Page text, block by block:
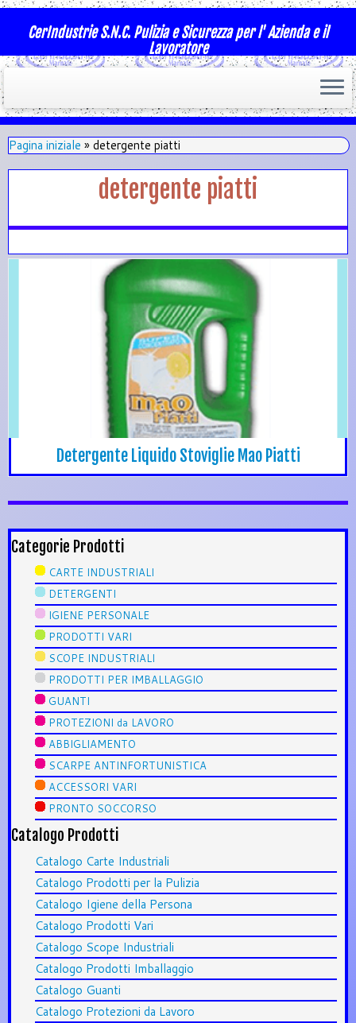
CerIndustrie S.N.C. Pulizia e Sicurezza per l' Azienda e il
Lavoratore
Pagina iniziale » detergente piatti
detergente piatti
Detergente Liquido Stoviglie Mao Piatti
Categorie Prodotti
CARTE INDUSTRIALI
DETERGENTI
IGIENE PERSONALE
PRODOTTI VARI
SCOPE INDUSTRIALI
PRODOTTI PER IMBALLAGGIO
GUANTI
PROTEZIONI da LAVORO
ABBIGLIAMENTO
SCARPE ANTINFORTUNISTICA
ACCESSORI VARI
PRONTO SOCCORSO
Catalogo Prodotti
Catalogo Carte Industriali
Catalogo Prodotti per la Pulizia
Catalogo Igiene della Persona
Catalogo Prodotti Vari
Catalogo Scope Industriali
Catalogo Prodotti Imballaggio
Catalogo Guanti
Catalogo Protezioni da Lavoro